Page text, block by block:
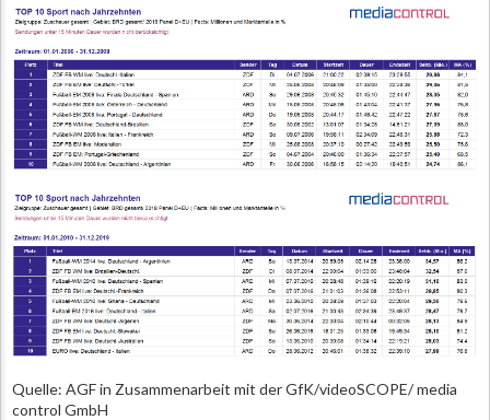
Quelle: AGF in Zusammenarbeit mit der GfK/videoSCOPE/ media
control GmbH